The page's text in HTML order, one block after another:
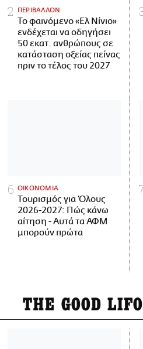
ΠΕΡΙΒΑΛΛΟΝ
Το φαινόμενο «Ελ Νίνιο»
ενδέχεται να οδηγήσει
50 εκατ. ανθρώπους σε
κατάσταση οξείας πείνας
πριν το τέλος του 2027
ΟΙΚΟΝΟΜΙΑ
Τουρισμός για Όλους
2026-2027: Πώς κάνω
αίτηση - Αυτά τα ΑΦΜ
μπορούν πρώτα
THE GOOD LIFO